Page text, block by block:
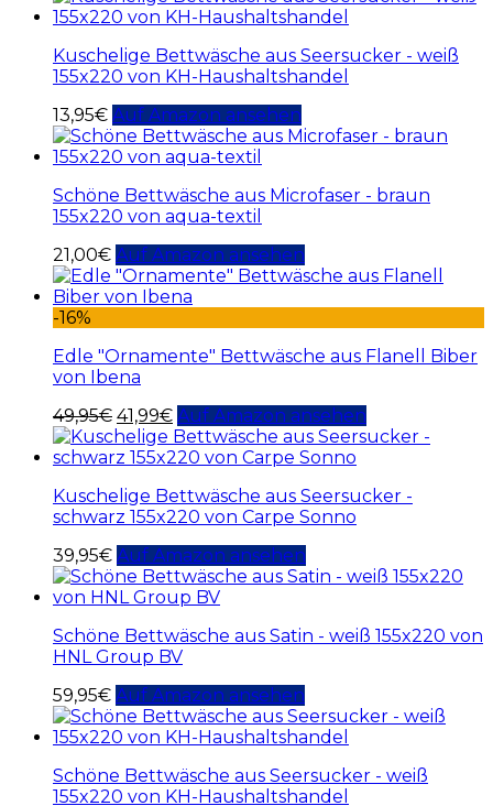
Kuschelige Bettwäsche aus Seersucker - weiß
155x220 von KH-Haushaltshandel
13,95€ Auf Amazon ansehen
Schöne Bettwäsche aus Microfaser - braun
155x220 von aqua-textil
21,00€ Auf Amazon ansehen
-16%
Edle "Ornamente" Bettwäsche aus Flanell Biber
von Ibena
49,95€ 41,99€ Auf Amazon ansehen
Kuschelige Bettwäsche aus Seersucker -
schwarz 155x220 von Carpe Sonno
39,95€ Auf Amazon ansehen
Schöne Bettwäsche aus Satin - weiß 155x220 von
HNL Group BV
59,95€ Auf Amazon ansehen
Schöne Bettwäsche aus Seersucker - weiß
155x220 von KH-Haushaltshandel